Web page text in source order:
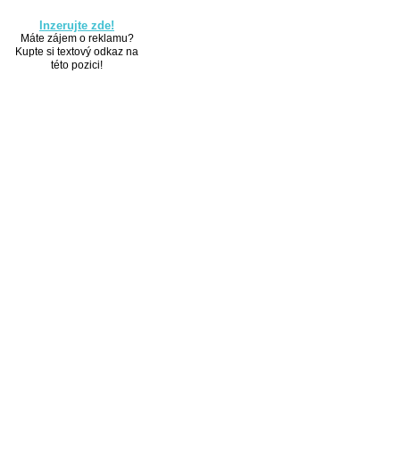
Inzerujte zde!
Máte zájem o reklamu?
Kupte si textový odkaz na
této pozici!